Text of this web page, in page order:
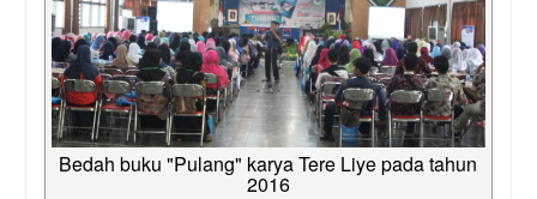
Bedah buku "Pulang" karya Tere Liye pada tahun
2016